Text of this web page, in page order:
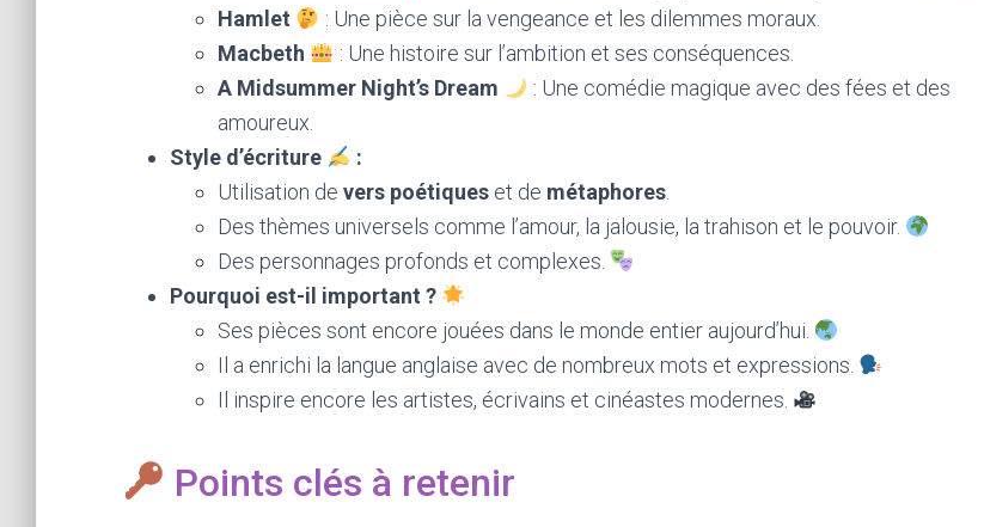
Hamlet
: Une pièce sur la vengeance et les dilemmes moraux.
Macbeth
: Une histoire sur l’ambition et ses conséquences.
A Midsummer Night’s Dream
: Une comédie magique avec des fées et des
amoureux.
Style d’écriture
:
Utilisation de vers poétiques et de métaphores
Des thèmes universels comme l’amour, la jalousie, la trahison et le pouvoir.
Des personnages profonds et complexes.
Pourquoi est-il important ?
Ses pièces sont encore jouées dans le monde entier aujourd’hui.
Il a enrichi la langue anglaise avec de nombreux mots et expressions.
Il inspire encore les artistes, écrivains et cinéastes modernes.
Points clés à retenir